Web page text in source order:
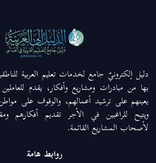
دليل إلكترونيّ جامع لخدمات تعليم العربية
بها من مبادرات ومشاريع وأفكار، يقدم
يعينهم على ترشيد أعمالهم، والوقوف على
ويتيح للراغبين في الأجر تقديم أفكارهم
لأصحاب المشاريع القائمة.
روابط هامة